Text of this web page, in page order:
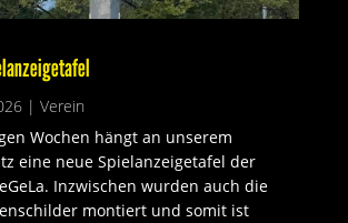
| Verein
Wochen hängt an unserem
eine neue Spielanzeigetafel der
Inzwischen wurden auch die
montiert und somit ist